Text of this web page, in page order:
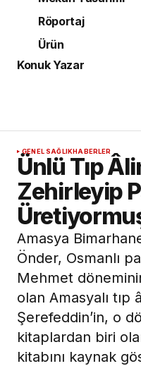
Röportaj
Ürün
Konuk Yazar
GENEL SAĞLIKHABERLER
Ünlü Tıp
Zehirleyip
Amasya
Önder, Osmanlı
Mehmet
olan Amasyalı tıp
Şerefeddin’in, o
kitaplardan biri
kitabını kaynak